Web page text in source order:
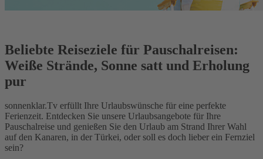
Beliebte Reiseziele für Pauschalreisen:
Weiße Strände, Sonne satt und Erholung
pur
sonnenklar.Tv erfüllt Ihre Urlaubswünsche für eine perfekte
Ferienzeit. Entdecken Sie unsere Urlaubsangebote für Ihre
Pauschalreise und genießen Sie den Urlaub am Strand Ihrer Wahl
auf den Kanaren, in der Türkei, oder soll es doch lieber ein Fernziel
sein?